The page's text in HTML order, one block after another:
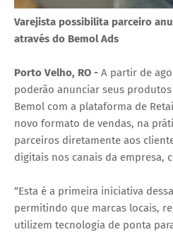
Varejista possibilita parceiro
através do Bemol Ads
Porto Velho, RO - A partir de
poderão anunciar seus
Bemol com a plataforma de
novo formato de vendas, na
parceiros diretamente aos
digitais nos canais da empresa,
“Esta é a primeira iniciativa
permitindo que marcas locais,
utilizem tecnologia de ponta